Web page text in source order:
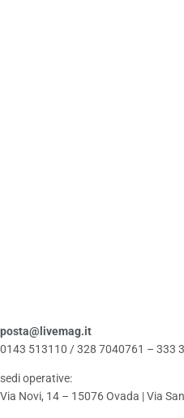
posta@livemag.it
0143 513110 / 328 7040761 – 333
sedi operative:
Via Novi, 14 – 15076 Ovada | Via